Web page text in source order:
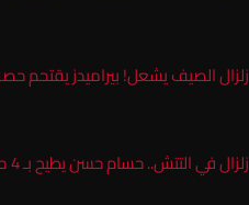
زلزال الصيف يشعل! بيراميدز يقتحم
زلزال في التتش.. حسام حسن يطيح بـ 4 من نجوم الأهلي خارج قائمة المونديال “بالأسماء